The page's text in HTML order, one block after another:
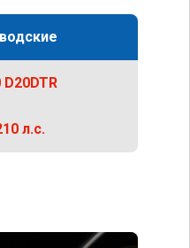
D20DTR
л.с.